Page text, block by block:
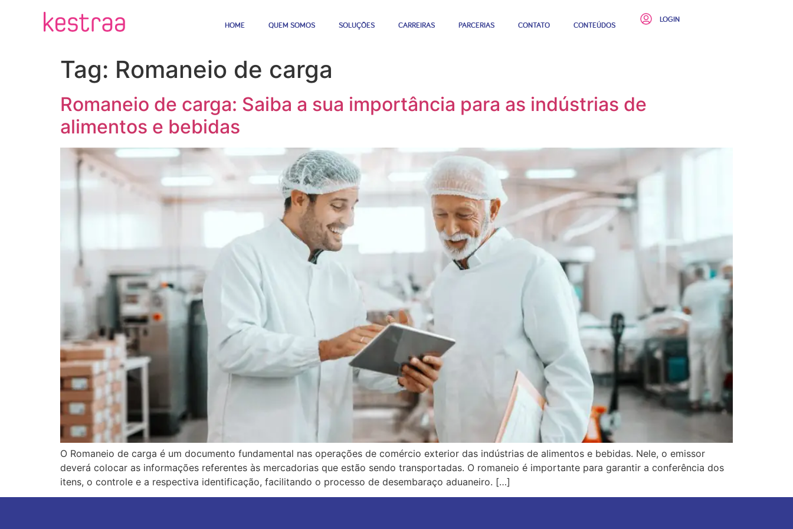
HOME QUEM SOMOS SOLUÇÕES CARREIRAS PARCERIAS CONTATO CONTEÚDOS
LOGIN
Tag: Romaneio de carga
Romaneio de carga: Saiba a sua importância para as indústrias de
alimentos e bebidas
O Romaneio de carga é um documento fundamental nas operações de comércio exterior das indústrias de alimentos e bebidas. Nele, o emissor
deverá colocar as informações referentes às mercadorias que estão sendo transportadas. O romaneio é importante para garantir a conferência dos
itens, o controle e a respectiva identificação, facilitando o processo de desembaraço aduaneiro. […]